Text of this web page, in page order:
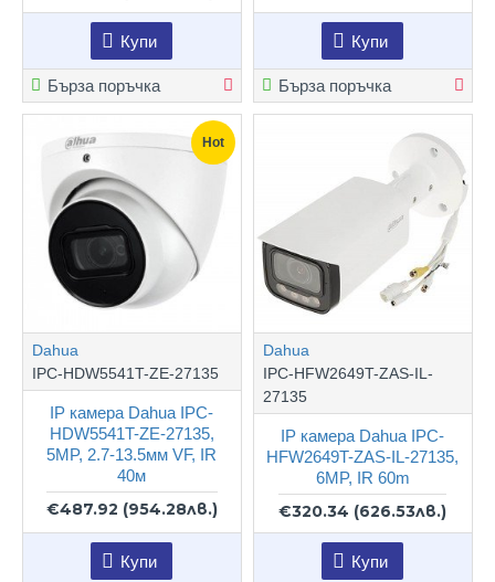
Купи
Бърза поръчка
Купи
Бърза поръчка
Hot
Dahua
IPC-HDW5541T-ZE-27135
IP камера Dahua IPC-
HDW5541T-ZE-27135,
5MP, 2.7-13.5мм VF, IR
40м
€487.92 (954.28лв.)
Купи
Dahua
IPC-HFW2649T-ZAS-IL-
27135
IP камера Dahua IPC-
HFW2649T-ZAS-IL-27135,
6MP, IR 60m
€320.34 (626.53лв.)
Купи